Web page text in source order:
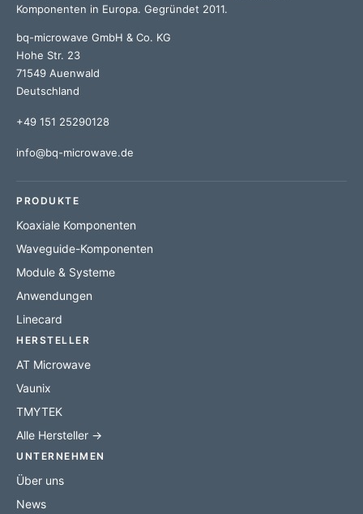
Komponenten in Europa. Gegründet 2011.
bq-microwave GmbH & Co. KG
Hohe Str. 23
71549 Auenwald
Deutschland
+49 151 25290128
info@bq-microwave.de
PRODUKTE
Koaxiale Komponenten
Waveguide-Komponenten
Module & Systeme
Anwendungen
Linecard
HERSTELLER
AT Microwave
Vaunix
TMYTEK
Alle Hersteller →
UNTERNEHMEN
Über uns
News